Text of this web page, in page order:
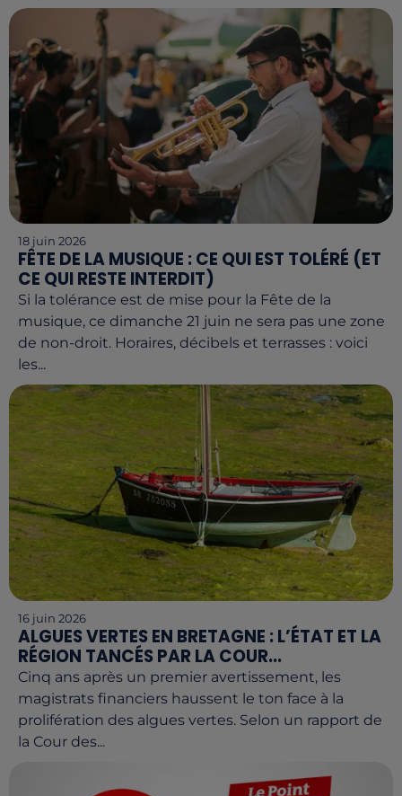
18 juin 2026
FÊTE DE LA MUSIQUE : CE QUI EST TOLÉRÉ (ET
CE QUI RESTE INTERDIT)
Si la tolérance est de mise pour la Fête de la
musique, ce dimanche 21 juin ne sera pas une zone
de non-droit. Horaires, décibels et terrasses : voici
les...
16 juin 2026
ALGUES VERTES EN BRETAGNE : L’ÉTAT ET LA
RÉGION TANCÉS PAR LA COUR...
Cinq ans après un premier avertissement, les
magistrats financiers haussent le ton face à la
prolifération des algues vertes. Selon un rapport de
la Cour des...